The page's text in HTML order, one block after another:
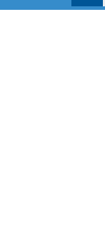
板的最佳